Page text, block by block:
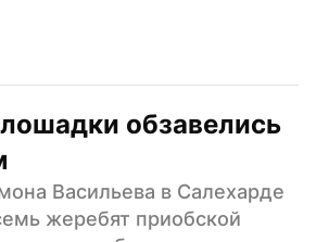
обзавелись
Васильева в Салехарде
жеребят приобской